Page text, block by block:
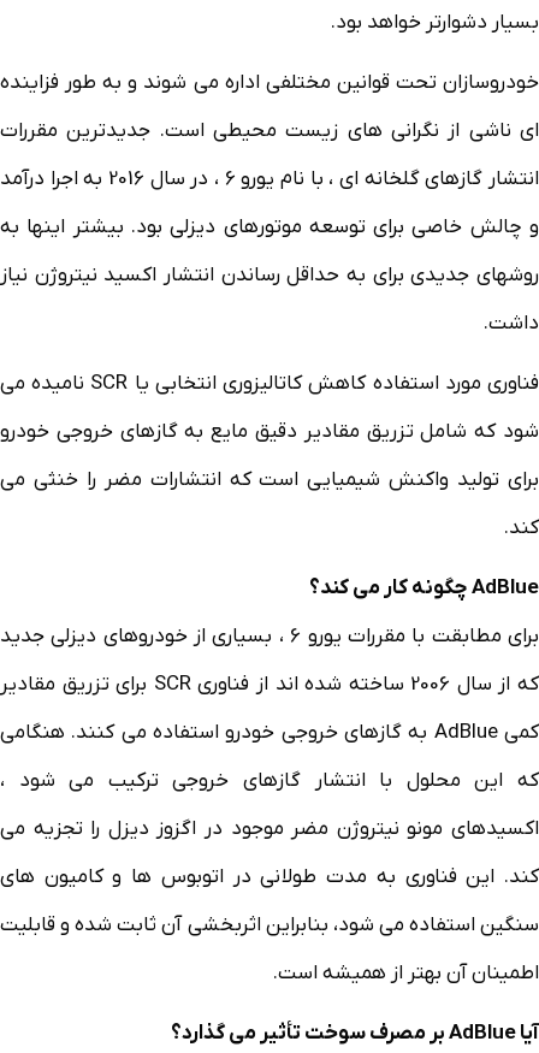
بسیار دشوارتر خواهد بود.
خودروسازان تحت قوانین مختلفی اداره می شوند و به طور فزاینده
ای ناشی از نگرانی های زیست محیطی است. جدیدترین مقررات
انتشار گازهای گلخانه ای ، با نام یورو 6 ، در سال 2016 به اجرا درآمد
و چالش خاصی برای توسعه موتورهای دیزلی بود. بیشتر اینها به
روشهای جدیدی برای به حداقل رساندن انتشار اکسید نیتروژن نیاز
داشت.
فناوری مورد استفاده کاهش کاتالیزوری انتخابی یا SCR نامیده می
شود که شامل تزریق مقادیر دقیق مایع به گازهای خروجی خودرو
برای تولید واکنش شیمیایی است که انتشارات مضر را خنثی می
کند.
AdBlue چگونه کار می کند؟
برای مطابقت با مقررات یورو 6 ، بسیاری از خودروهای دیزلی جدید
که از سال 2006 ساخته شده اند از فناوری SCR برای تزریق مقادیر
کمی AdBlue به گازهای خروجی خودرو استفاده می کنند. هنگامی
که این محلول با انتشار گازهای خروجی ترکیب می شود ،
اکسیدهای مونو نیتروژن مضر موجود در اگزوز دیزل را تجزیه می
کند. این فناوری به مدت طولانی در اتوبوس ها و کامیون های
سنگین استفاده می شود، بنابراین اثربخشی آن ثابت شده و قابلیت
اطمینان آن بهتر از همیشه است.
آیا AdBlue بر مصرف سوخت تأثیر می گذارد؟